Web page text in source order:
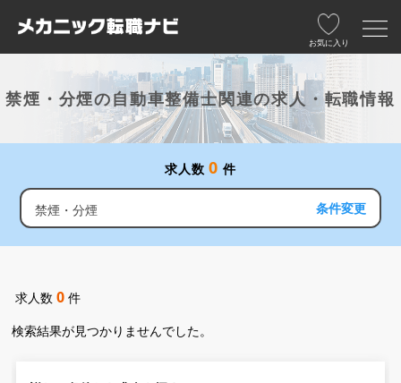
お気に入り
禁煙・分煙の自動車整備士関連の求人・転職情報
求人数 0 件
禁煙・分煙 条件変更
求人数0 件
検索結果が見つかりませんでした。